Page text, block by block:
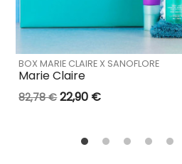
BOX MARIE CLAIRE X SANOFLORE
Marie Claire
82,78 € 22,90 €